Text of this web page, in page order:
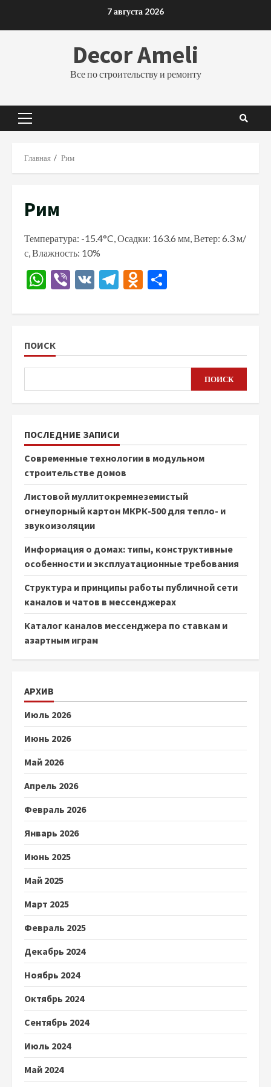
7 августа 2026
Decor Ameli
Все по строительству и ремонту
Основное
Главная Рим
Рим
Температура: -15.4°C, Осадки: 163.6 мм, Ветер: 6.3 м/
с, Влажность: 10%
WhatsApp
Viber
VK Telegram
Odnoklassniki
ПОИСК
ПОИСК
ПОСЛЕДНИЕ ЗАПИСИ
Современные технологии в модульном
строительстве домов
Листовой муллитокремнеземистый
огнеупорный картон МКРК-500 для тепло- и
звукоизоляции
Информация о домах: типы, конструктивные
особенности и эксплуатационные требования
Структура и принципы работы публичной сети
каналов и чатов в мессенджерах
Каталог каналов мессенджера по ставкам и
азартным играм
АРХИВ
Июль 2026
Июнь 2026
Май 2026
Апрель 2026
Февраль 2026
Январь 2026
Июнь 2025
Май 2025
Март 2025
Февраль 2025
Декабрь 2024
Ноябрь 2024
Октябрь 2024
Сентябрь 2024
Июль 2024
Май 2024